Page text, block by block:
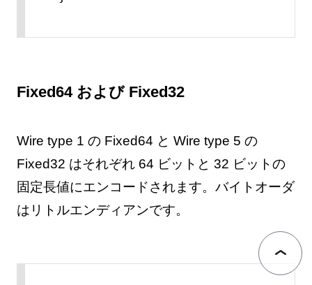
Fixed64 および Fixed32
Wire type 1 の Fixed64 と Wire type 5 の
Fixed32 はそれぞれ 64 ビットと 32 ビットの
固定長値にエンコードされます。バイトオーダ
はリトルエンディアンです。